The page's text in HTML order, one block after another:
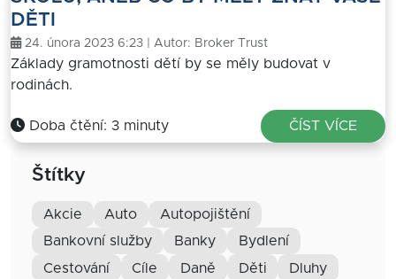
DĚTI
24. února 2023 6:23 | Autor: Broker Trust
Základy gramotnosti dětí by se měly budovat v
rodinách.
Doba čtění: 3 minuty ČÍST VÍCE
Štítky
akcie auto
autopojištění
bankovní služby
banky
bydlení
cestování
cíle daně děti
dluhy